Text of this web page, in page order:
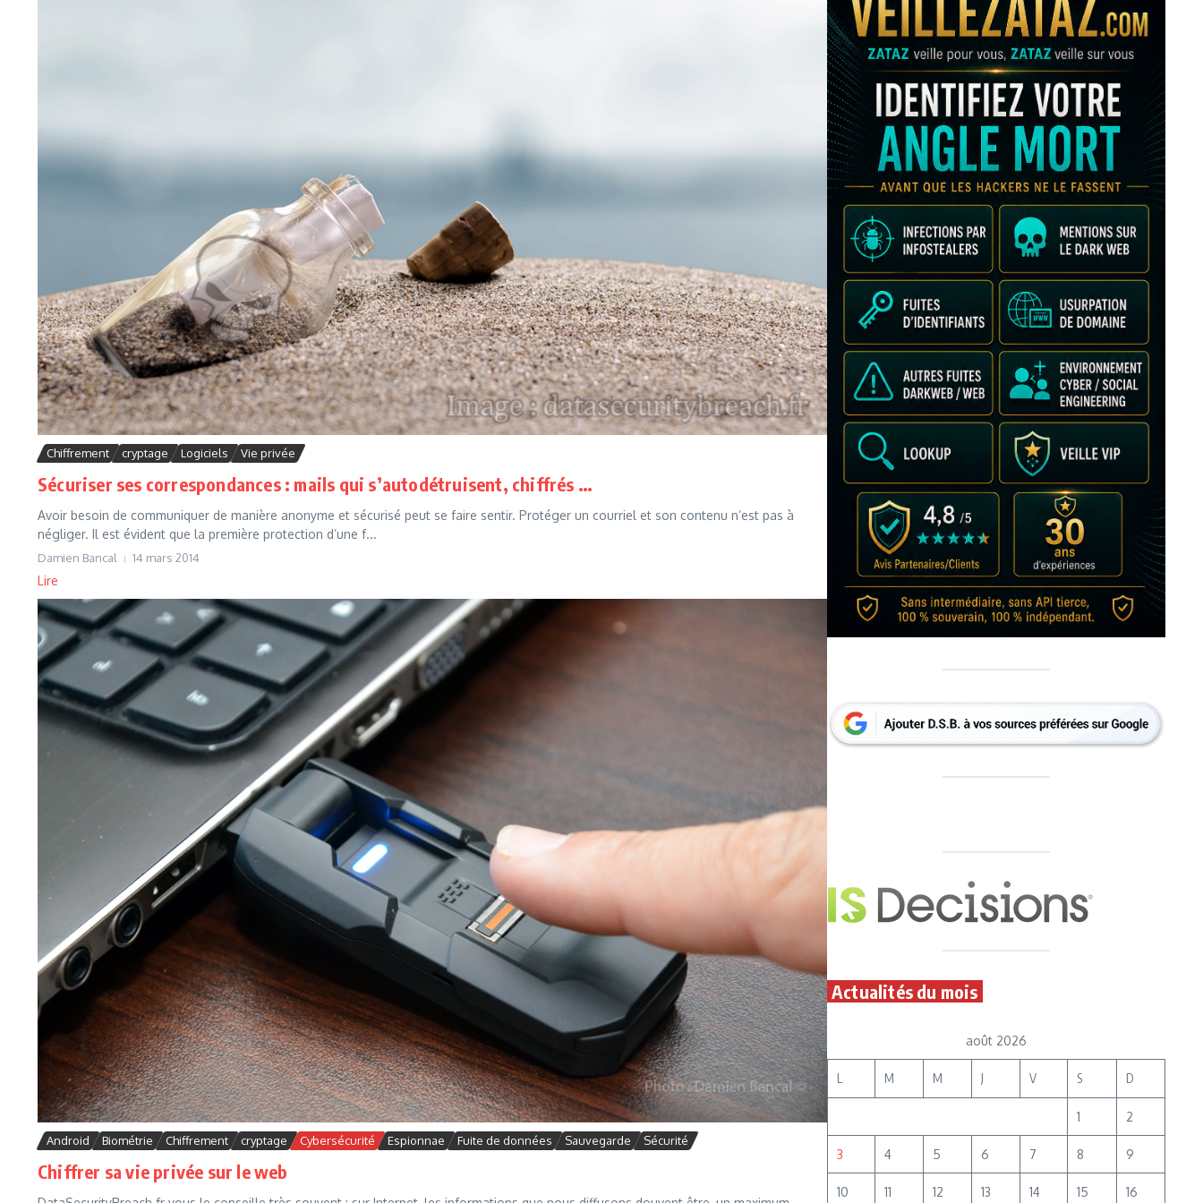
Chiffrement cryptage Logiciels Vie privée
Sécuriser ses correspondances : mails qui s’autodétruisent, chiffrés …
Avoir besoin de communiquer de manière anonyme et sécurisé peut se faire sentir. Protéger un courriel et son contenu n’est pas à
négliger. Il est évident que la première protection d’une f...
Damien Bancal 14 mars 2014
Lire
Android Biométrie Chiffrement cryptage Cybersécurité Espionnae Fuite de données Sauvegarde Sécurité
Chiffrer sa vie privée sur le web
Actualités du mois
août 2026
L M M J V S D
1 2
3 4 5 6 7 8 9
10 11 12 13 14 15 16